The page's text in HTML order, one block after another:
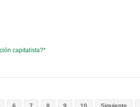
capitalista?*